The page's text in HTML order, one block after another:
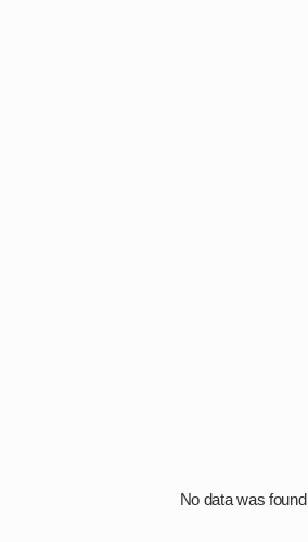
No data was found